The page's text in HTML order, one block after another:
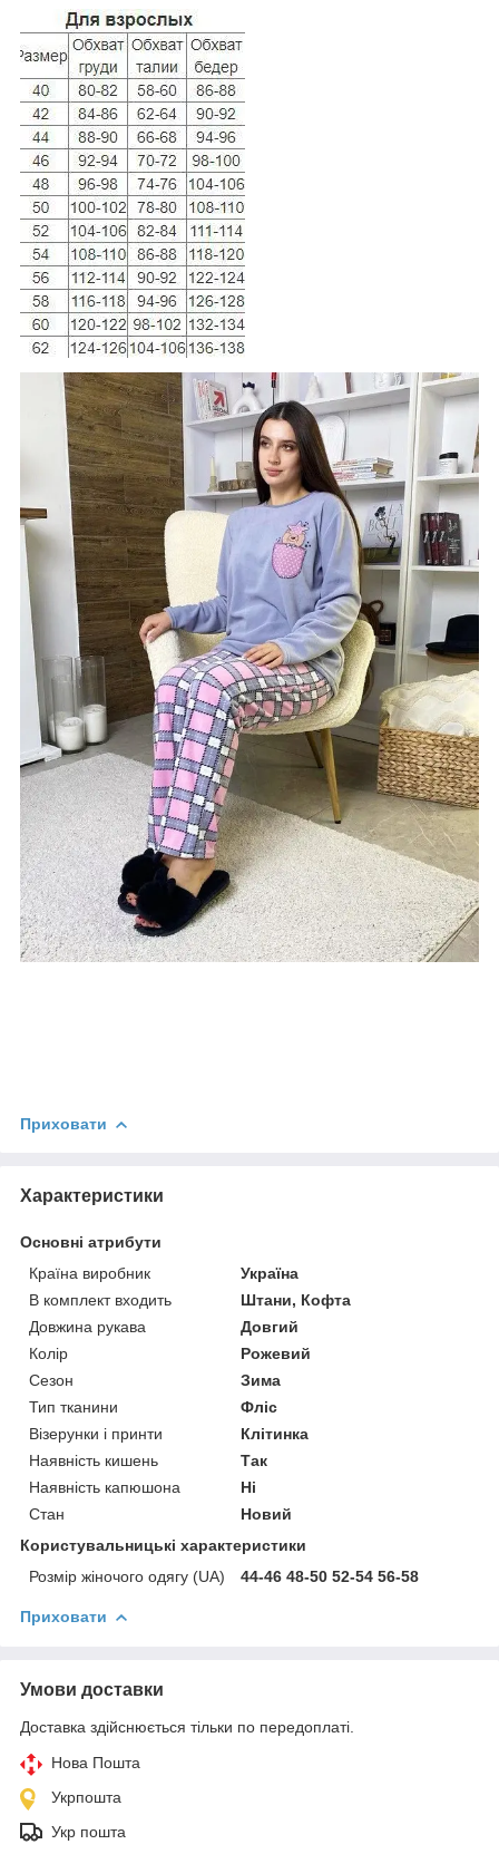
Приховати
Характеристики
Основні атрибути
Країна виробник
Україна
В комплект входить
Штани, Кофта
Довжина рукава
Довгий
Колір
Рожевий
Сезон
Зима
Тип тканини
Фліс
Візерунки і принти
Клітинка
Наявність кишень
Так
Наявність капюшона
Ні
Стан
Новий
Користувальницькі характеристики
Розмір жіночого одягу (UA)
44-46 48-50 52-54 56-58
Приховати
Умови доставки
Доставка здійснюється тільки по передоплаті.
Нова Пошта
Укрпошта
Укр пошта